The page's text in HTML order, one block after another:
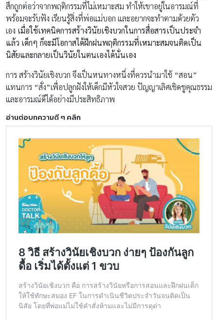
สึกถูกต่อว่าจากพฤติกรรมที่ไม่เหมาะสม ทำให้เขาอยู่ในอารมณ์ที่
พร้อมจะรับฟัง เรียนรู้สิ่งที่พ่อแม่บอก และอยากจะทำตามด้วยตัว
เอง เมื่อใช้เทคนิคการสร้างวินัยเชิงบวกในการสื่อสารเป็นประจำ
แล้ว เด็กๆ ก็จะมีโอกาสได้ฝึกฝนพฤติกรรมที่เหมาะสมจนติดเป็น
นิสัยและกลายเป็นวินัยในตนเองได้นั่นเอง
การ สร้างวินัยเชิงบวก จึงเป็นหนทางหนึ่งที่ควรนำมาใช้ “สอน”
แทนการ “สั่ง”เพื่อปลูกฝังให้เด็กมีหัวใจสวย ปัญญาเลิศเชิดชูคุณธรรม
และอารมณ์ดีได้อย่างมีประสิทธิภาพ
อ่านต่อบทความดี ๆ คลิก